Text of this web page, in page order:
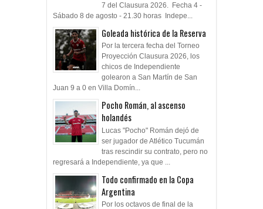
7 del Clausura 2026. Fecha 4 -
Sábado 8 de agosto - 21.30 horas Indepe...
Goleada histórica de la Reserva
Por la tercera fecha del Torneo
Proyección Clausura 2026, los
chicos de Independiente
golearon a San Martín de San
Juan 9 a 0 en Villa Domín...
Pocho Román, al ascenso
holandés
Lucas "Pocho" Román dejó de
ser jugador de Atlético Tucumán
tras rescindir su contrato, pero no
regresará a Independiente, ya que ...
Todo confirmado en la Copa
Argentina
Por los octavos de final de la